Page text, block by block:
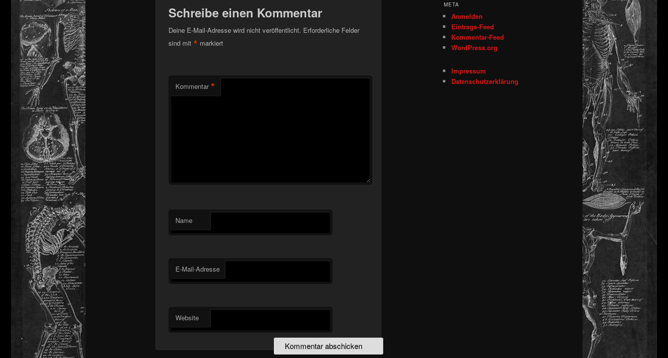
Schreibe einen Kommentar
Deine E-Mail-Adresse wird nicht veröffentlicht. Erforderliche Felder
sind mit * markiert
Kommentar *
Name
E-Mail-Adresse
Website
META
Anmelden
Eintrags-Feed
Kommentar-Feed
WordPress.org
Impressum
Datenschutzerklärung